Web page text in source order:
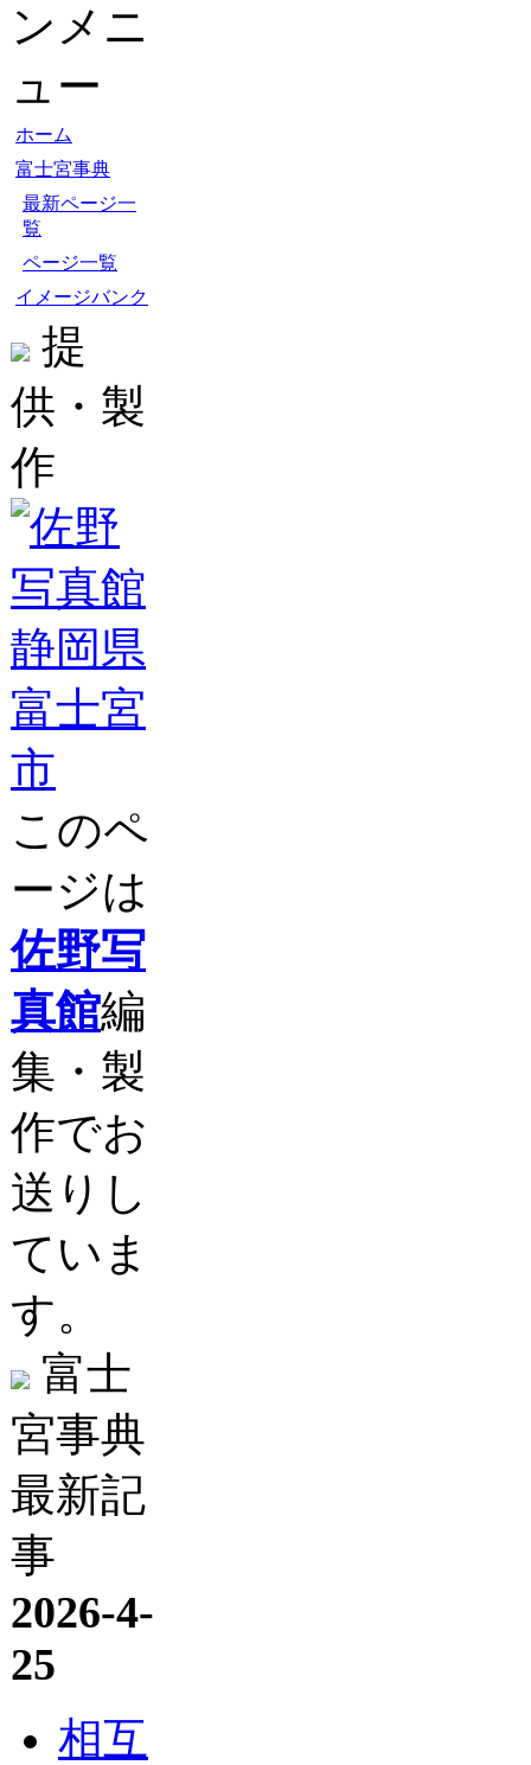
ンメニ
ュー
ホーム
富士宮事典
最新ページ一
覧
ページ一覧
イメージバンク
提
供・製
作
このペ
ージは
佐野写
真館編
集・製
作でお
送りし
ていま
す。
富士
宮事典
最新記
事
2026-4-
25
相互